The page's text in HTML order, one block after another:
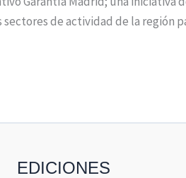
de actividad de la región
EDICIONES